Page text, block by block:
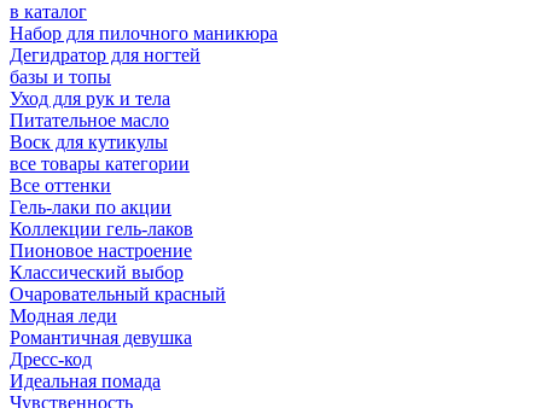
в каталог
Набор для пилочного маникюра
Дегидратор для ногтей
базы и топы
Уход для рук и тела
Питательное масло
Воск для кутикулы
все товары категории
Все оттенки
Гель-лаки по акции
Коллекции гель-лаков
Пионовое настроение
Классический выбор
Очаровательный красный
Модная леди
Романтичная девушка
Дресс-код
Идеальная помада
Чувственность